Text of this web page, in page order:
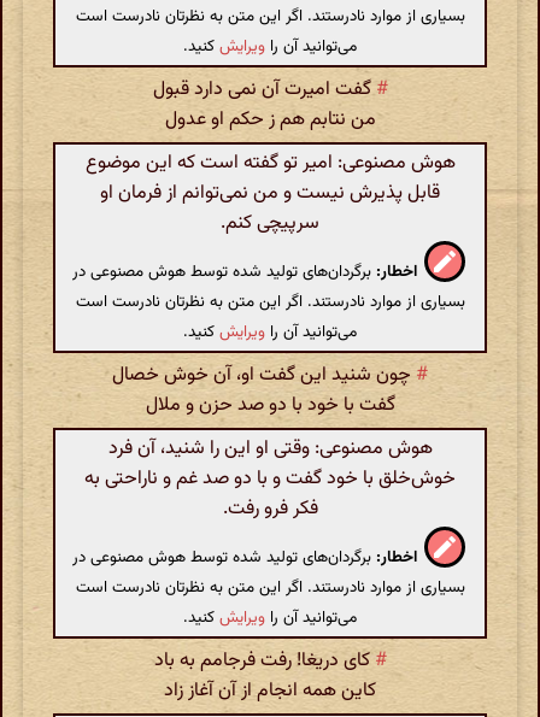
بسیاری از موارد نادرستند. اگر این متن به نظرتان نادرست است
می‌توانید آن را ویرایشکنید.
#گفت امیرت آن نمی دارد قبول
من نتابم هم ز حکم او عدول
هوش مصنوعی: امیر تو گفته است که این موضوع
قابل پذیرش نیست و من نمی‌توانم از فرمان او
سرپیچی کنم.
اخطار: برگردان‌های تولید شده توسط هوش مصنوعی در
بسیاری از موارد نادرستند. اگر این متن به نظرتان نادرست است
می‌توانید آن را ویرایشکنید.
#چون شنید این گفت او، آن خوش خصال
گفت با خود با دو صد حزن و ملال
هوش مصنوعی: وقتی او این را شنید، آن فرد
خوش‌خلق با خود گفت و با دو صد غم و ناراحتی به
فکر فرو رفت.
اخطار: برگردان‌های تولید شده توسط هوش مصنوعی در
بسیاری از موارد نادرستند. اگر این متن به نظرتان نادرست است
می‌توانید آن را ویرایشکنید.
#کای دریغا! رفت فرجامم به باد
کاین همه انجام از آن آغاز زاد